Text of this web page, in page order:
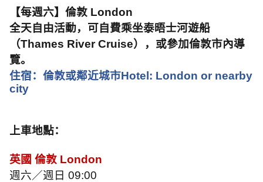
【每週六】倫敦 London
全天自由活動，可自費乘坐泰晤士河遊船
（Thames River Cruise），或參加倫敦市內導
覽。
住宿：倫敦或鄰近城市Hotel: London or nearby
city
上車地點：
英國 倫敦 London
週六／週日 09:00